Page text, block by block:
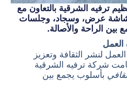
ترفيه الشرقية بالتعاون مع
شاشة عرض، وسجاد، وجلسات
بين الراحة والأصالة.
العمل
لنشر الثقافة وتعزيز
شركة ترفيه الشرقية
بأسلوب يجمع بين